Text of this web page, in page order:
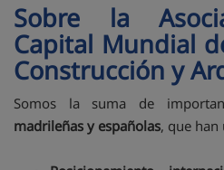
Sobre la
Capital Mundial
Construcción y
Somos la suma de
madrileñas y españolas, que han